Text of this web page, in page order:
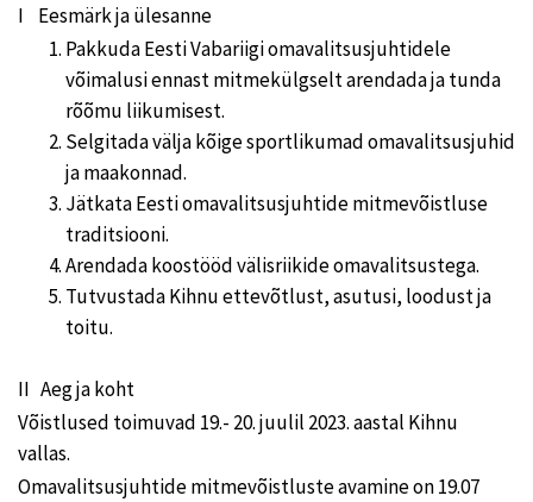
I Eesmärk ja ülesanne
Pakkuda Eesti Vabariigi omavalitsusjuhtidele
võimalusi ennast mitmekülgselt arendada ja tunda
rõõmu liikumisest.
Selgitada välja kõige sportlikumad omavalitsusjuhid
ja maakonnad.
Jätkata Eesti omavalitsusjuhtide mitmevõistluse
traditsiooni.
Arendada koostööd välisriikide omavalitsustega.
Tutvustada Kihnu ettevõtlust, asutusi, loodust ja
toitu.
II Aeg ja koht
Võistlused toimuvad 19.- 20. juulil 2023. aastal Kihnu
vallas.
Omavalitsusjuhtide mitmevõistluste avamine on 19.07